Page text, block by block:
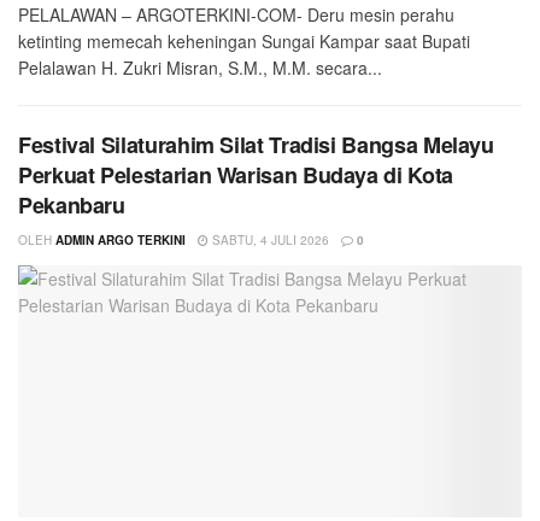
PELALAWAN – ARGOTERKINI-COM- Deru mesin perahu
ketinting memecah keheningan Sungai Kampar saat Bupati
Pelalawan H. Zukri Misran, S.M., M.M. secara...
Festival Silaturahim Silat Tradisi Bangsa Melayu
Perkuat Pelestarian Warisan Budaya di Kota
Pekanbaru
OLEH ADMIN ARGO TERKINI SABTU, 4 JULI 2026 0